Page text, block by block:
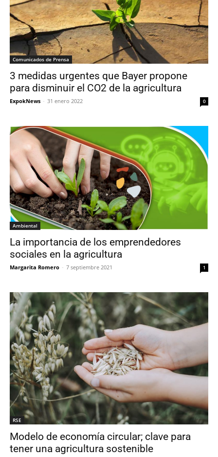
Comunicados de Prensa
3 medidas urgentes que Bayer propone
para disminuir el CO2 de la agricultura
ExpokNews - 31 enero 2022 0
Ambiental
La importancia de los emprendedores
sociales en la agricultura
Margarita Romero - 7 septiembre 2021 1
RSE
Modelo de economía circular; clave para
tener una agricultura sostenible